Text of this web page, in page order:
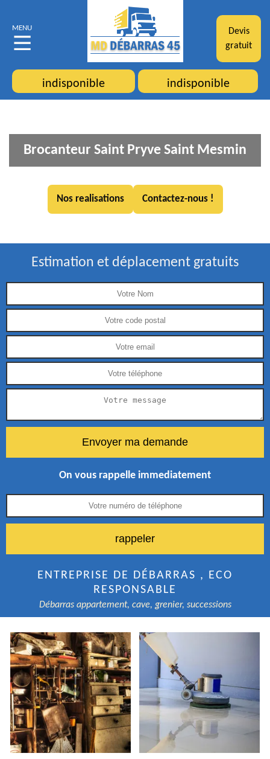
MENU
Devis
gratuit
indisponible indisponible
Brocanteur Saint Pryve Saint Mesmin
Nos realisations Contactez-nous !
Estimation et déplacement gratuits
On vous rappelle immediatement
ENTREPRISE DE DÉBARRAS , ECO
RESPONSABLE
Débarras appartement, cave, grenier, successions